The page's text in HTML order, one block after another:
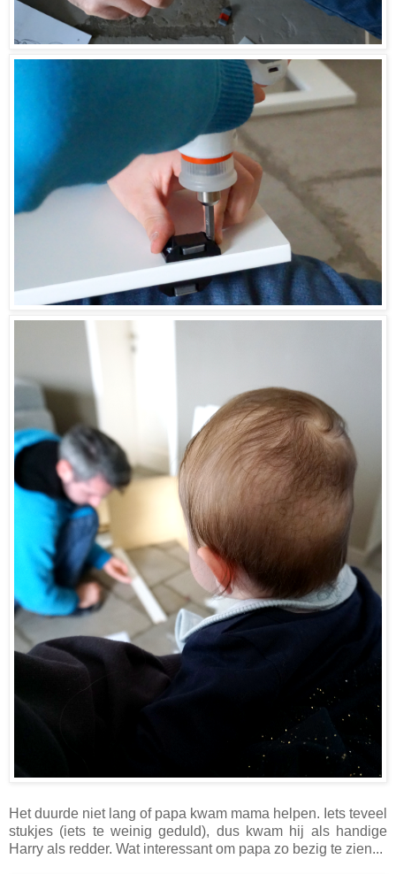
Het duurde niet lang of papa kwam mama helpen. Iets teveel
stukjes (iets te weinig geduld), dus kwam hij als handige
Harry als redder. Wat interessant om papa zo bezig te zien...